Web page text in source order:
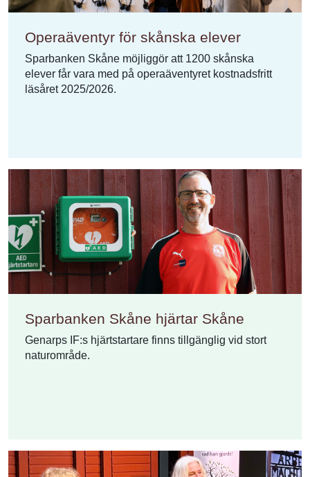
Operaäventyr för skånska elever
Sparbanken Skåne möjliggör att 1200 skånska
elever får vara med på operaäventyret kostnadsfritt
läsåret 2025/2026.
Sparbanken Skåne hjärtar Skåne
Genarps IF:s hjärtstartare finns tillgänglig vid stort
naturområde.